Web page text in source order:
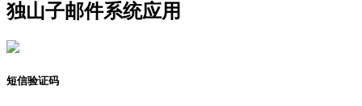
独山子邮件系统应用
短信验证码